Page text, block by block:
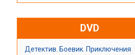
DVD
Детектив. Боевик. Приключения